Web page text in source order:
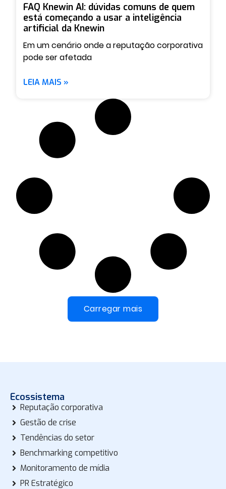
FAQ Knewin AI: dúvidas comuns de quem
está começando a usar a inteligência
artificial da Knewin
Em um cenário onde a reputação corporativa
pode ser afetada
LEIA MAIS »
Carregar mais
Ecossistema
Reputação corporativa
Gestão de crise
Tendências do setor
Benchmarking competitivo
Monitoramento de mídia
PR Estratégico